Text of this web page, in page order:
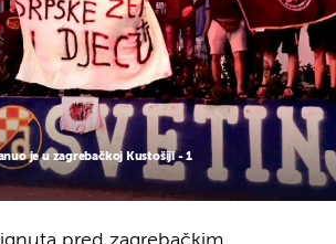
je u zagrebačkoj Kustošiji - 1